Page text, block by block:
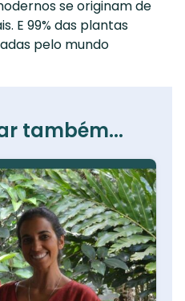
se originam de
E 99% das plantas
pelo mundo
também...